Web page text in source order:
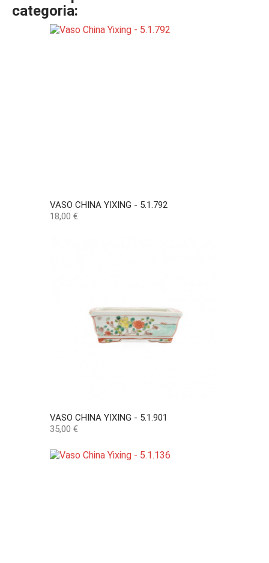
categoria:
VASO CHINA YIXING - 5.1.792
Preço
18,00 €
VASO CHINA YIXING - 5.1.901
Preço
35,00 €